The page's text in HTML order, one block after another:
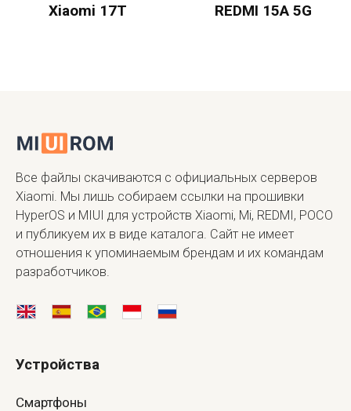
Xiaomi 17T REDMI 15A 5G
Все файлы скачиваются с официальных серверов
Xiaomi. Мы лишь собираем ссылки на прошивки
HyperOS и MIUI для устройств Xiaomi, Mi, REDMI, POCO
и публикуем их в виде каталога. Сайт не имеет
отношения к упоминаемым брендам и их командам
разработчиков.
Устройства
Смартфоны